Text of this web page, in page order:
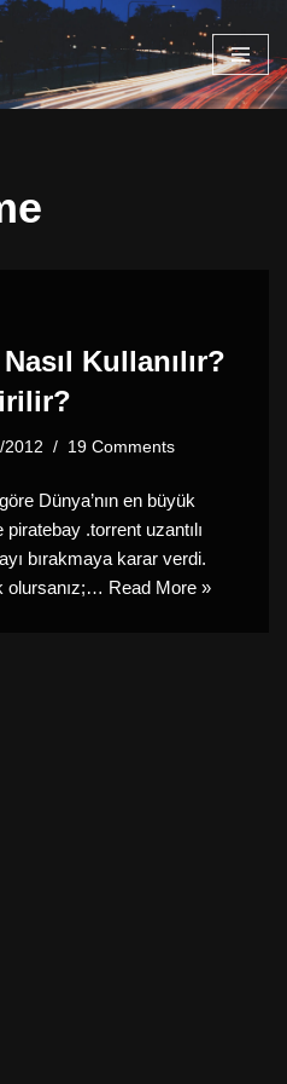
Kullanılır?
2012 19 Comments
Dünya’nın en büyük
.torrent uzantılı
bırakmaya karar verdi.
olursanız;… Read More »